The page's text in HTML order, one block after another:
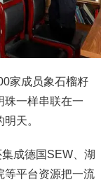
家成员象石榴籽
珠一样串联在一
天。
成德国SEW、湖
等平台资源把一流